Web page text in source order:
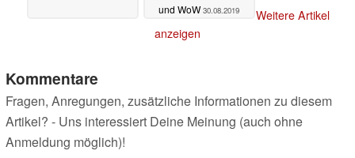
Razer has a history of supporting the creative community,
with a powerful but portable solution for music production.
In 2018, Razer launched the #MadeWithBlade campaign
to expand their support of artists beyond music and into
game development, visual effects, and more.
und WoW30.08.2019
Weitere Artikel
anzeigen
Kommentare
Fragen, Anregungen, zusätzliche Informationen zu diesem
Artikel? - Uns interessiert Deine Meinung (auch ohne
Anmeldung möglich)!